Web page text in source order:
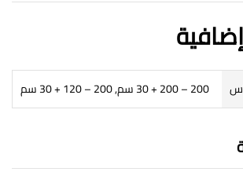
200 – 200 + 30 سم, 200 – 120 + 30 سم